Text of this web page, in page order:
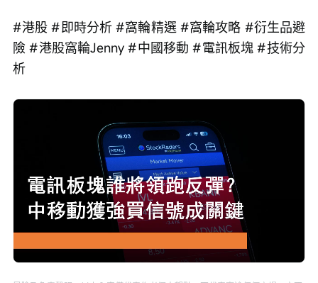
#港股 #即時分析 #窩輪精選 #窩輪攻略 #衍生品避
險 #港股窩輪Jenny #中國移動 #電訊板塊 #技術分
析
消 /
0%
0%
放
度